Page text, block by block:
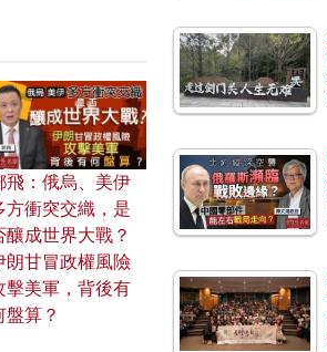
飛：俄烏、美伊
方衝突交織，是
釀成世界大戰？
朗甘冒政權風險
擊美軍，背後有
盤算？